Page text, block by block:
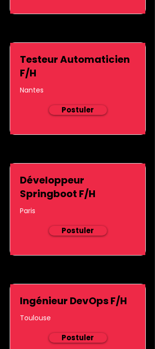
Testeur Automaticien
F/H
Nantes
Postuler
Développeur
Springboot F/H
Paris
Postuler
Ingénieur DevOps F/H
Toulouse
Postuler